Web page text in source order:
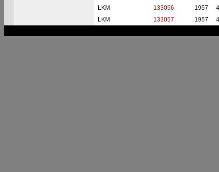
LKM
133056 1957
LKM
133057 1957